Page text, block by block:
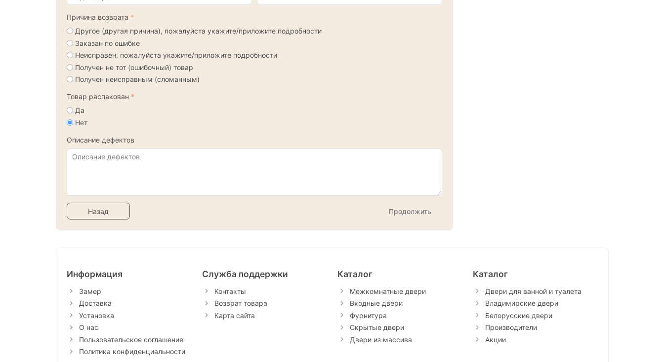
Причина возврата
Другое (другая причина), пожалуйста укажите/приложите подробности
Заказан по ошибке
Неисправен, пожалуйста укажите/приложите подробности
Получен не тот (ошибочный) товар
Получен неисправным (сломанным)
Товар распакован
Да
Нет
Описание дефектов
Назад
Информация
Замер
Доставка
Установка
О нас
Пользовательское соглашение
Политика конфиденциальности
Служба поддержки
Контакты
Возврат товара
Карта сайта
Каталог
Межкомнатные двери
Входные двери
Фурнитура
Скрытые двери
Двери из массива
Каталог
Двери для ванной и туалета
Владимирские двери
Белорусские двери
Производители
Акции